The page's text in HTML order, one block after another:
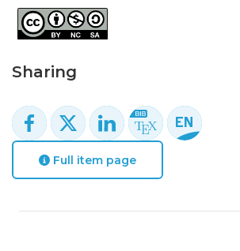
Sharing
Full item page